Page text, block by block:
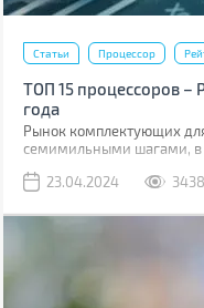
Статьи Процессор
ТОП 15 процессоров –
года
Рынок комплектующих
семимильными шагами, в
постепенно дешевеют
23.04.2024